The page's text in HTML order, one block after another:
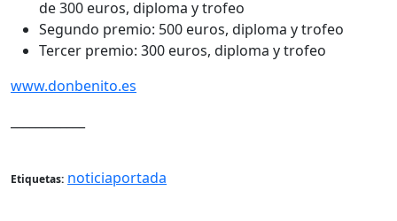
de 300 euros, diploma y trofeo
Segundo premio: 500 euros, diploma y trofeo
Tercer premio: 300 euros, diploma y trofeo
www.donbenito.es
Etiquetas: noticiaportada